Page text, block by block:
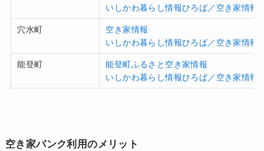
いしかわ暮らし情報ひろば／空き家情報
穴水町
空き家情報
いしかわ暮らし情報ひろば／空き家情報
能登町
能登町ふるさと空き家情報
いしかわ暮らし情報ひろば／空き家情報
空き家バンク利用のメリット